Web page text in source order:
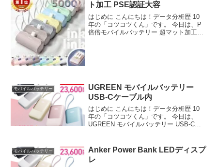
ト加工 PSE認証大容
はじめに こんにちは！データ分析歴 10
年の「コツコツくん」です。 今日は、P
倍倍モバイルバッテリー 超マット加工
モバイルバッテリー
UGREEN モバイルバッテリー
USB-Cケーブル内
はじめに こんにちは！データ分析歴 10
年の「コツコツくん」です。 今日は、
UGREEN モバイルバッテリー USB-Cケ
価4.58】UGREEN モバイルバ...
モバイルバッテリー
Anker Power Bank LEDディスプ
レ